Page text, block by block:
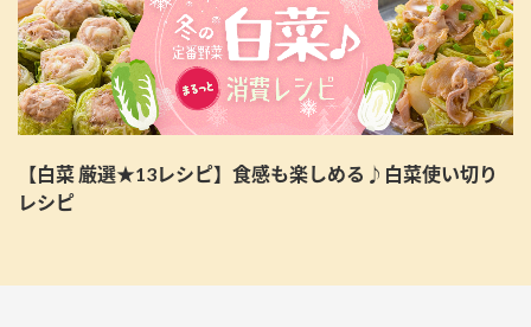
【白菜 厳選★13レシピ】食感も楽しめる♪白菜使い切り
レシピ